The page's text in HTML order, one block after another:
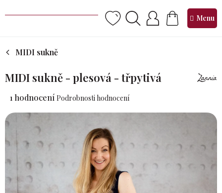
na
NÁKUPNÍ
KOŠÍK
MIDI sukně
MIDI sukně - plesová - třpytivá
Průměrné
produktu
je
z 5
1 hodnocení Podrobnosti hodnocení